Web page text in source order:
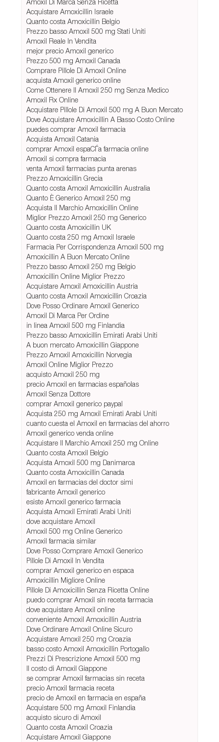
Amoxil Di Marca Senza Ricetta
Acquistare Amoxicillin Israele
Quanto costa Amoxicillin Belgio
Prezzo basso Amoxil 500 mg Stati Uniti
Amoxil Reale In Vendita
mejor precio Amoxil generico
Prezzo 500 mg Amoxil Canada
Comprare Pillole Di Amoxil Online
acquista Amoxil generico online
Come Ottenere Il Amoxil 250 mg Senza Medico
Amoxil Rx Online
Acquistare Pillole Di Amoxil 500 mg A Buon Mercato
Dove Acquistare Amoxicillin A Basso Costo Online
puedes comprar Amoxil farmacia
Acquista Amoxil Catania
comprar Amoxil espaСЃa farmacia online
Amoxil si compra farmacia
venta Amoxil farmacias punta arenas
Prezzo Amoxicillin Grecia
Quanto costa Amoxil Amoxicillin Australia
Quanto È Generico Amoxil 250 mg
Acquista Il Marchio Amoxicillin Online
Miglior Prezzo Amoxil 250 mg Generico
Quanto costa Amoxicillin UK
Quanto costa 250 mg Amoxil Israele
Farmacia Per Corrispondenza Amoxil 500 mg
Amoxicillin A Buon Mercato Online
Prezzo basso Amoxil 250 mg Belgio
Amoxicillin Online Miglior Prezzo
Acquistare Amoxil Amoxicillin Austria
Quanto costa Amoxil Amoxicillin Croazia
Dove Posso Ordinare Amoxil Generico
Amoxil Di Marca Per Ordine
in linea Amoxil 500 mg Finlandia
Prezzo basso Amoxicillin Emirati Arabi Uniti
A buon mercato Amoxicillin Giappone
Prezzo Amoxil Amoxicillin Norvegia
Amoxil Online Miglior Prezzo
acquisto Amoxil 250 mg
precio Amoxil en farmacias españolas
Amoxil Senza Dottore
comprar Amoxil generico paypal
Acquista 250 mg Amoxil Emirati Arabi Uniti
cuanto cuesta el Amoxil en farmacias del ahorro
Amoxil generico venda online
Acquistare Il Marchio Amoxil 250 mg Online
Quanto costa Amoxil Belgio
Acquista Amoxil 500 mg Danimarca
Quanto costa Amoxicillin Canada
Amoxil en farmacias del doctor simi
fabricante Amoxil generico
esiste Amoxil generico farmacia
Acquista Amoxil Emirati Arabi Uniti
dove acquistare Amoxil
Amoxil 500 mg Online Generico
Amoxil farmacia similar
Dove Posso Comprare Amoxil Generico
Pillole Di Amoxil In Vendita
comprar Amoxil generico en espaсa
Amoxicillin Migliore Online
Pillole Di Amoxicillin Senza Ricetta Online
puedo comprar Amoxil sin receta farmacia
dove acquistare Amoxil online
conveniente Amoxil Amoxicillin Austria
Dove Ordinare Amoxil Online Sicuro
Acquistare Amoxil 250 mg Croazia
basso costo Amoxil Amoxicillin Portogallo
Prezzi Di Prescrizione Amoxil 500 mg
Il costo di Amoxil Giappone
se comprar Amoxil farmacias sin receta
precio Amoxil farmacia receta
precio de Amoxil en farmacia en españa
Acquistare 500 mg Amoxil Finlandia
acquisto sicuro di Amoxil
Quanto costa Amoxil Croazia
Acquistare Amoxil Giappone